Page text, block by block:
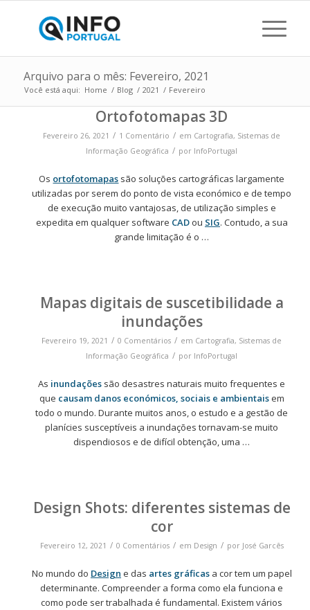
Arquivo para o mês: Fevereiro, 2021
Você está aqui: Home / Blog / 2021 / Fevereiro
Ortofotomapas 3D
Fevereiro 26, 2021 / 1 Comentário / em Cartografia, Sistemas de
Informação Geográfica / por InfoPortugal
Os ortofotomapas são soluções cartográficas largamente
utilizadas por serem do ponto de vista económico e de tempo
de execução muito vantajosas, de utilização simples e
expedita em qualquer software CADou SIG. Contudo, a sua
grande limitação é o …
Mapas digitais de suscetibilidade a
inundações
Fevereiro 19, 2021 / 0 Comentários / em Cartografia, Sistemas de
Informação Geográfica / por InfoPortugal
As inundações são desastres naturais muito frequentes e
que causam danos económicos, sociais e ambientaisem
todo o mundo. Durante muitos anos, o estudo e a gestão de
planícies susceptíveis a inundações tornavam-se muito
dispendiosos e de difícil obtenção, uma …
Design Shots: diferentes sistemas de
cor
Fevereiro 12, 2021 / 0 Comentários / em Design / por José Garcês
No mundo do Design e das artes gráficasa cor tem um papel
determinante. Compreender a forma como ela funciona e
como pode ser trabalhada é fundamental. Existem vários